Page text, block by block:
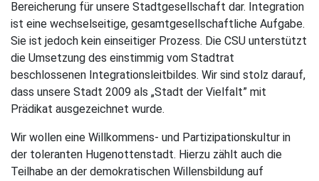
Senioren
Integration
Soziales
Chancen
Zukunft
Bereicherung für unsere Stadtgesellschaft dar. Integration
ist eine wechselseitige, gesamtgesellschaftliche Aufgabe.
Sie ist jedoch kein einseitiger Prozess. Die CSU unterstützt
die Umsetzung des einstimmig vom Stadtrat
beschlossenen Integrationsleitbildes. Wir sind stolz darauf,
dass unsere Stadt 2009 als „Stadt der Vielfalt” mit
Prädikat ausgezeichnet wurde.
Wir wollen eine Willkommens- und Partizipationskultur in
der toleranten Hugenottenstadt. Hierzu zählt auch die
Teilhabe an der demokratischen Willensbildung auf